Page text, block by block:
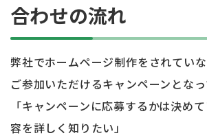
合わせの流れ
弊社でホームページ制作をされてい
ご参加いただけるキャンペーンとなっ
「キャンペーンに応募するかは決め
容を詳しく知りたい」